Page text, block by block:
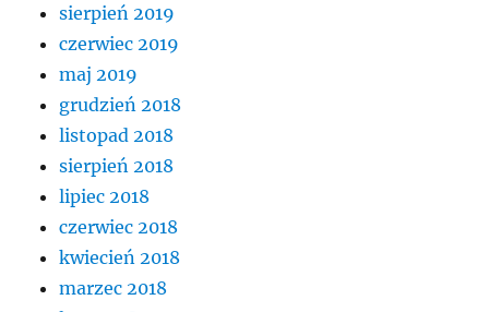
sierpień 2019
czerwiec 2019
maj 2019
grudzień 2018
listopad 2018
sierpień 2018
lipiec 2018
czerwiec 2018
kwiecień 2018
marzec 2018